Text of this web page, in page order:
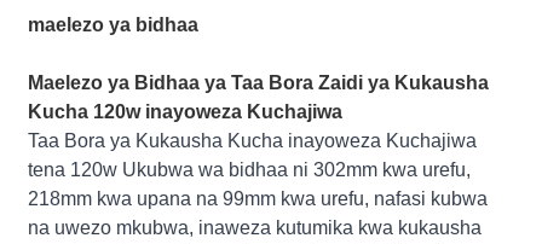
maelezo ya bidhaa
Maelezo ya Bidhaa ya Taa Bora Zaidi ya Kukausha
Kucha 120w inayoweza Kuchajiwa
Taa Bora ya Kukausha Kucha inayoweza Kuchajiwa
tena 120w Ukubwa wa bidhaa ni 302mm kwa urefu,
218mm kwa upana na 99mm kwa urefu, nafasi kubwa
na uwezo mkubwa, inaweza kutumika kwa kukausha